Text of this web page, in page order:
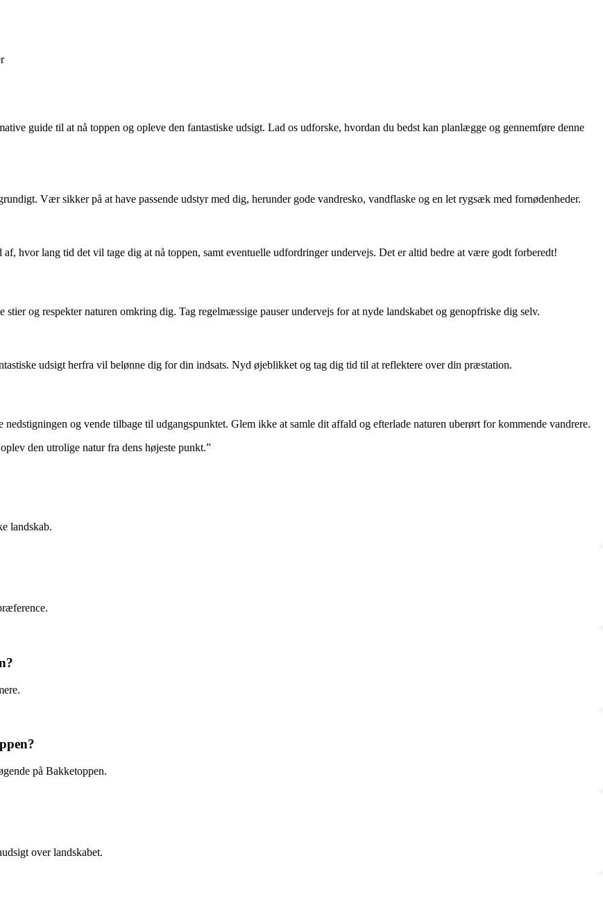
guide til at nå toppen og opleve den fantastiske udsigt. Lad os udforske, hvordan du bedst kan planlægge og gennemføre denne
Vær sikker på at have passende udstyr med dig, herunder gode vandresko, vandflaske og en let rygsæk med fornødenheder.
hvor lang tid det vil tage dig at nå toppen, samt eventuelle udfordringer undervejs. Det er altid bedre at være godt forberedt!
og respekter naturen omkring dig. Tag regelmæssige pauser undervejs for at nyde landskabet og genopfriske dig selv.
udsigt herfra vil belønne dig for din indsats. Nyd øjeblikket og tag dig tid til at reflektere over din præstation.
og vende tilbage til udgangspunktet. Glem ikke at samle dit affald og efterlade naturen uberørt for kommende vandrere.
den utrolige natur fra dens højeste punkt.”
landskab.
på Bakketoppen.
over landskabet.